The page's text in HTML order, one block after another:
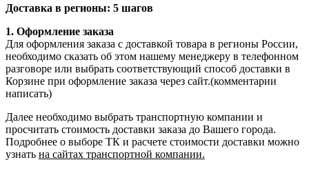
Доставка в регионы: 5 шагов
1. Оформление заказа
Для оформления заказа с доставкой товара в регионы России,
необходимо сказать об этом нашему менеджеру в телефонном
разговоре или выбрать соответствующий способ доставки в
Корзине при оформление заказа через сайт.(комментарии
написать)
Далее необходимо выбрать транспортную компании и
просчитать стоимость доставки заказа до Вашего города.
Подробнее о выборе ТК и расчете стоимости доставки можно
узнать на сайтах транспортной компании.